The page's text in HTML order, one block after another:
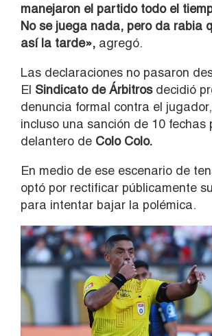
manejaron el partido todo el
No se juega nada, pero da rabia
así la tarde», agregó.
Las declaraciones no pasaron
El Sindicato de Árbitrosdecidió
denuncia formal contra el
incluso una sanción de 10 fechas
delantero de Colo Colo.
En medio de ese escenario de
optó por rectificar públicamente
para intentar bajar la polémica.